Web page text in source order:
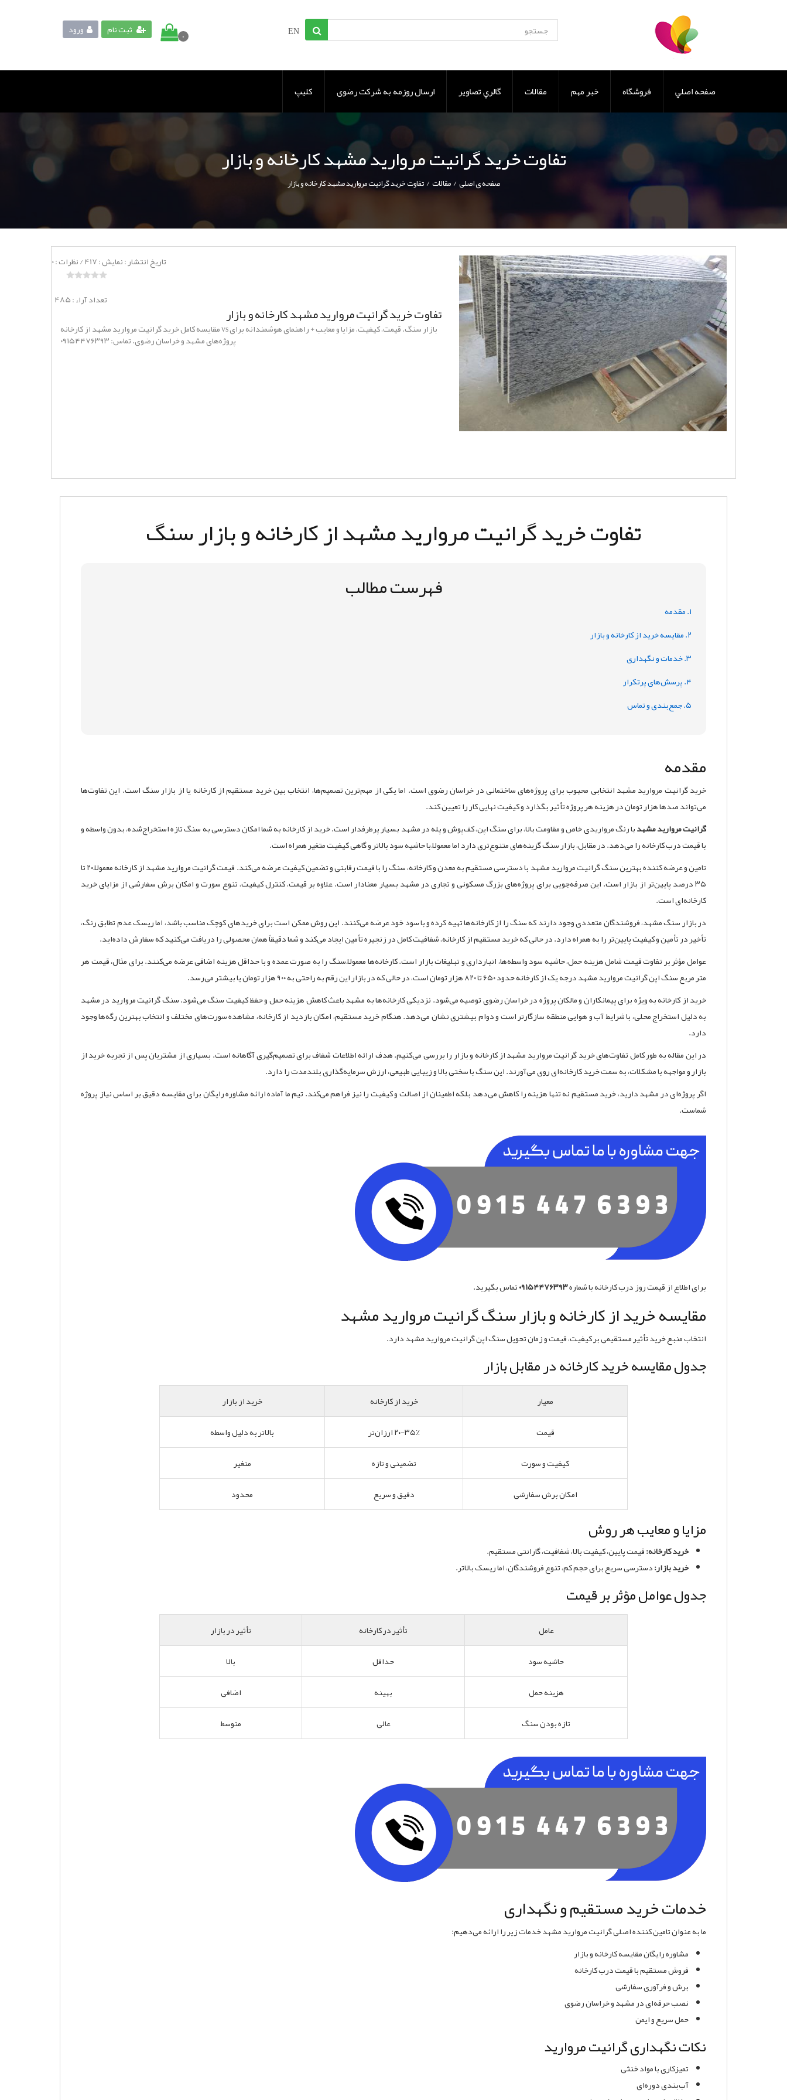
EN ورود ثبت نام 0
صفحه اصلي فروشگاه خبر مهم مقالات گالري تصاوير ارسال روزمه به شرکت رضوی کلیپ
تفاوت خرید گرانیت مروارید مشهد کارخانه و بازار
صفحه ی اصلی/مقالات/تفاوت خرید گرانیت مروارید مشهد کارخانه و بازار
تاریخ انتشار :نمایش :417
/نظرات :0
485 : تعداد آراء
تفاوت خرید گرانیت مروارید مشهد کارخانه و بازار
مقایسه کامل خرید گرانیت مروارید مشهد از کارخانه vs بازار سنگ. قیمت، کیفیت، مزایا و معایب + راهنمای هوشمندانه برای
پروژه‌های مشهد و خراسان رضوی. تماس: ۰۹۱۵۴۴۷۶۳۹۳
تفاوت خرید گرانیت مروارید مشهد از کارخانه و بازار سنگ
فهرست مطالب
۱. مقدمه
۲. مقایسه خرید از کارخانه و بازار
۳. خدمات و نگهداری
۴. پرسش‌های پرتکرار
۵. جمع‌بندی و تماس
مقدمه
خرید گرانیت مروارید مشهد انتخابی محبوب برای پروژه‌های ساختمانی در خراسان رضوی است. اما یکی از مهم‌ترین تصمیم‌ها، انتخاب بین خرید مستقیم از کارخانه یا از بازار سنگ است. این تفاوت‌ها
می‌تواند صدها هزار تومان در هزینه هر پروژه تأثیر بگذارد و کیفیت نهایی کار را تعیین کند.
گرانیت مروارید مشهدبا رنگ مرواریدی خاص و مقاومت بالا، برای سنگ اپن، کف‌پوش و پله در مشهد بسیار پرطرفدار است. خرید از کارخانه به شما امکان دسترسی به سنگ تازه استخراج‌شده، بدون واسطه و
با قیمت درب کارخانه را می‌دهد. در مقابل، بازار سنگ گزینه‌های متنوع‌تری دارد اما معمولاً با حاشیه سود بالاتر و گاهی کیفیت متغیر همراه است.
تامین و عرضه کننده بهترین سنگ گرانیت مروارید مشهد با دسترسی مستقیم به معدن و کارخانه، سنگ را با قیمت رقابتی و تضمین کیفیت عرضه می‌کند. قیمت گرانیت مروارید مشهد از کارخانه معمولاً ۲۰ تا
۳۵ درصد پایین‌تر از بازار است. این صرفه‌جویی برای پروژه‌های بزرگ مسکونی و تجاری در مشهد بسیار معنادار است. علاوه بر قیمت، کنترل کیفیت، تنوع سورت و امکان برش سفارشی از مزایای خرید
کارخانه‌ای است.
در بازار سنگ مشهد، فروشندگان متعددی وجود دارند که سنگ را از کارخانه‌ها تهیه کرده و با سود خود عرضه می‌کنند. این روش ممکن است برای خریدهای کوچک مناسب باشد، اما ریسک عدم تطابق رنگ،
تأخیر در تأمین و کیفیت پایین‌تر را به همراه دارد. در حالی که خرید مستقیم از کارخانه، شفافیت کامل در زنجیره تأمین ایجاد می‌کند و شما دقیقاً همان محصولی را دریافت می‌کنید که سفارش داده‌اید.
عوامل مؤثر بر تفاوت قیمت شامل هزینه حمل، حاشیه سود واسطه‌ها، انبارداری و تبلیغات بازار است. کارخانه‌ها معمولاً سنگ را به صورت عمده و با حداقل هزینه اضافی عرضه می‌کنند. برای مثال، قیمت هر
متر مربع سنگ اپن گرانیت مروارید مشهد درجه یک از کارخانه حدود ۶۵۰ تا ۸۲۰ هزار تومان است، در حالی که در بازار این رقم به راحتی به ۹۰۰ هزار تومان یا بیشتر می‌رسد.
خرید از کارخانه به ویژه برای پیمانکاران و مالکان پروژه در خراسان رضوی توصیه می‌شود. نزدیکی کارخانه‌ها به مشهد باعث کاهش هزینه حمل و حفظ کیفیت سنگ می‌شود. سنگ گرانیت مروارید در مشهد
به دلیل استخراج محلی، با شرایط آب و هوایی منطقه سازگارتر است و دوام بیشتری نشان می‌دهد. هنگام خرید مستقیم، امکان بازدید از کارخانه، مشاهده سورت‌های مختلف و انتخاب بهترین رگه‌ها وجود
دارد.
در این مقاله به طور کامل تفاوت‌های خرید گرانیت مروارید مشهد از کارخانه و بازار را بررسی می‌کنیم. هدف ارائه اطلاعات شفاف برای تصمیم‌گیری آگاهانه است. بسیاری از مشتریان پس از تجربه خرید از
بازار و مواجهه با مشکلات، به سمت خرید کارخانه‌ای روی می‌آورند. این سنگ با سختی بالا و زیبایی طبیعی، ارزش سرمایه‌گذاری بلندمدت را دارد.
اگر پروژه‌ای در مشهد دارید، خرید مستقیم نه تنها هزینه را کاهش می‌دهد بلکه اطمینان از اصالت و کیفیت را نیز فراهم می‌کند. تیم ما آماده ارائه مشاوره رایگان برای مقایسه دقیق بر اساس نیاز پروژه
شماست.
برای اطلاع از قیمت روز درب کارخانه با شماره۰۹۱۵۴۴۷۶۳۹۳تماس بگیرید.
مقایسه خرید از کارخانه و بازار سنگ گرانیت مروارید مشهد
انتخاب منبع خرید تأثیر مستقیمی بر کیفیت، قیمت و زمان تحویل سنگ اپن گرانیت مروارید مشهد دارد.
جدول مقایسه خرید کارخانه در مقابل بازار
معیار خرید از کارخانه
خرید از بازار
قیمت
۲۰-۳۵٪ ارزان‌تر
بالاتر به دلیل واسطه
کیفیت و سورت
تضمینی و تازه
متغیر
امکان برش سفارشی
دقیق و سریع محدود
مزایا و معایب هر روش
خرید کارخانه:قیمت پایین، کیفیت بالا، شفافیت، گارانتی مستقیم.
خرید بازار:دسترسی سریع برای حجم کم، تنوع فروشندگان، اما ریسک بالاتر.
جدول عوامل مؤثر بر قیمت
عامل تأثیر در کارخانه
تأثیر در بازار
حاشیه سود
حداقل
بالا
هزینه حمل
بهینه
اضافی
تازه بودن سنگ
عالی متوسط
خدمات خرید مستقیم و نگهداری
ما به عنوان تامین کننده اصلی گرانیت مروارید مشهد خدمات زیر را ارائه می‌دهیم:
مشاوره رایگان مقایسه کارخانه و بازار
فروش مستقیم با قیمت درب کارخانه
برش و فرآوری سفارشی
نصب حرفه‌ای در مشهد و خراسان رضوی
حمل سریع و ایمن
نکات نگهداری گرانیت مروارید
تمیزکاری با مواد خنثی
آب‌بندی دوره‌ای